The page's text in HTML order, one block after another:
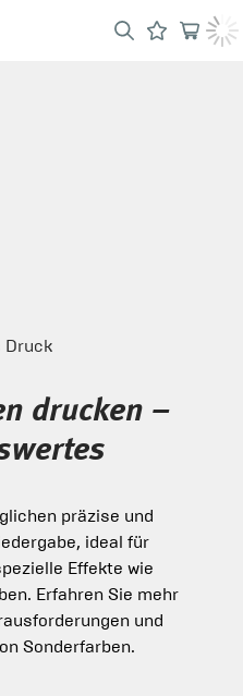
Druck
drucken –
präzise und
ideal für
Effekte wie
Erfahren Sie mehr
und
Sonderfarben.